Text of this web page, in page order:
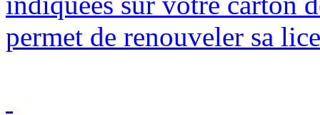
permet de renouveler sa